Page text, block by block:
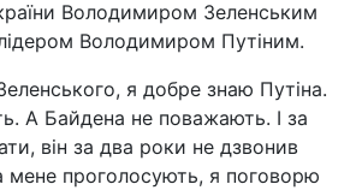
Володимиром Зеленським
Володимиром Путіним.
я добре знаю Путіна.
А Байдена не поважають. І за
він за два роки не дзвонив
мене проголосують, я поговорю